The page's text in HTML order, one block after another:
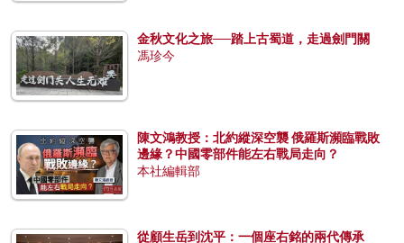
金秋文化之旅──踏上古蜀道，走過劍門關
馮珍今
陳文鴻教授：北約縱深空襲 俄羅斯瀕臨戰敗
邊緣？中國零部件能左右戰局走向？
本社編輯部
從顧生岳到沈平：一個座右銘的兩代傳承